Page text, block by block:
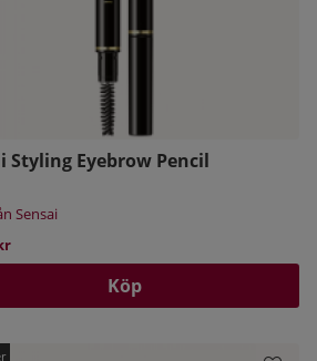
Styling Eyebrow Pencil
Sensai
Köp